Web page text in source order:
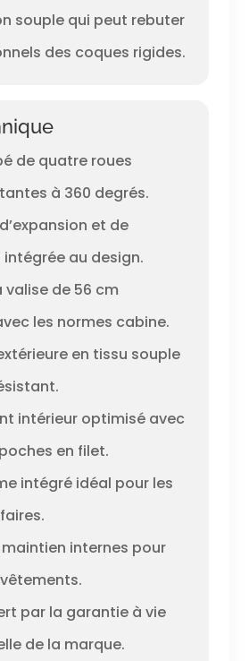
souple qui peut rebuter
des coques rigides.
de quatre roues
à 360 degrés.
et de
au design.
valise de 56 cm
les normes cabine.
en tissu souple
intérieur optimisé avec
en filet.
intégré idéal pour les
maintien internes pour
par la garantie à vie
de la marque.